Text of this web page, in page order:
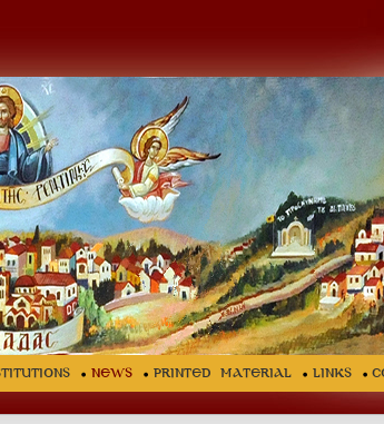
NEWS Printed Material LINKS